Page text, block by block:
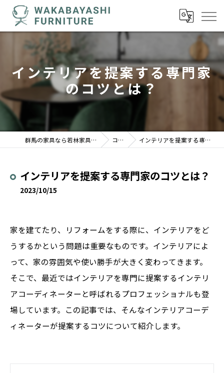
インテリアを提案する専門家
のコツとは？
群馬の家具なら若林家具センター 駒形店 コラム インテリアを提案する専門家のコツとは？
インテリアを提案する専門家のコツとは？
2023/10/15
家を建てたり、リフォームをする際に、インテリアをど
うするかという問題は重要なものです。インテリアによ
って、家の雰囲気や使い勝手が大きく変わってきます。
そこで、最近ではインテリアを専門に提案するインテリ
アコーディネーターと呼ばれるプロフェッショナルも登
場しています。この記事では、そんなインテリアコーデ
ィネーターが提案するコツについて紹介します。